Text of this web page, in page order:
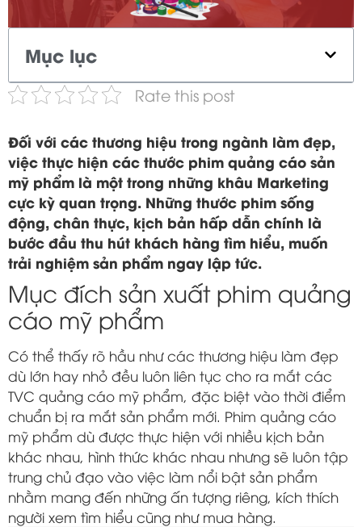
Mục lục
Rate this post
Đối với các thương hiệu trong ngành làm đẹp,
việc thực hiện các thước phim quảng cáo sản
mỹ phẩm là một trong những khâu Marketing
cực kỳ quan trọng. Những thước phim sống
động, chân thực, kịch bản hấp dẫn chính là
bước đầu thu hút khách hàng tìm hiểu, muốn
trải nghiệm sản phẩm ngay lập tức.
Mục đích sản xuất phim quảng
cáo mỹ phẩm
Có thể thấy rõ hầu như các thương hiệu làm đẹp
dù lớn hay nhỏ đều luôn liên tục cho ra mắt các
TVC quảng cáo mỹ phẩm, đặc biệt vào thời điểm
chuẩn bị ra mắt sản phẩm mới. Phim quảng cáo
mỹ phẩm dù được thực hiện với nhiều kịch bản
khác nhau, hình thức khác nhau nhưng sẽ luôn tập
trung chủ đạo vào việc làm nổi bật sản phẩm
nhằm mang đến những ấn tượng riêng, kích thích
người xem tìm hiểu cũng như mua hàng.